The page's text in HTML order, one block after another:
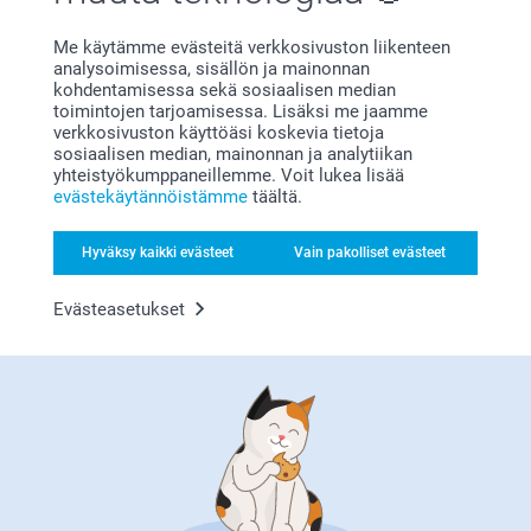
Me käytämme evästeitä verkkosivuston liikenteen
analysoimisessa, sisällön ja mainonnan
kohdentamisessa sekä sosiaalisen median
toimintojen tarjoamisessa. Lisäksi me jaamme
verkkosivuston käyttöäsi koskevia tietoja
sosiaalisen median, mainonnan ja analytiikan
yhteistyökumppaneillemme. Voit lukea lisää
evästekäytännöistämme täältä.
Hyväksy kaikki evästeet Vain pakolliset evästeet
Evästeasetukset
7.5.2024
Mukava pieni lahjapussukka johon voi laittaa vaikka
makeisia
Näytä reaktiot
8.5.2024
10:15
Hei Marja-Leena,
Suuret kiitokset 5 tähdestä ja palautteesta, se on
meille erittäin tärkeää. Kiva että pidät tilaamistasi
lahjapusseista!
Kirsi @smartphoto
Liittyvät tuotteet
Lahjapussit ja rasiat
6 mallia
Puutaulu pieni
Kuvia luksuspaperilla
4 mallia
Alkaen
(5 arvostelut)